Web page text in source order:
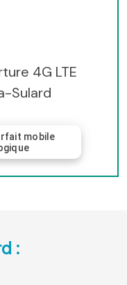
4G LTE
Sulard
mobile
: